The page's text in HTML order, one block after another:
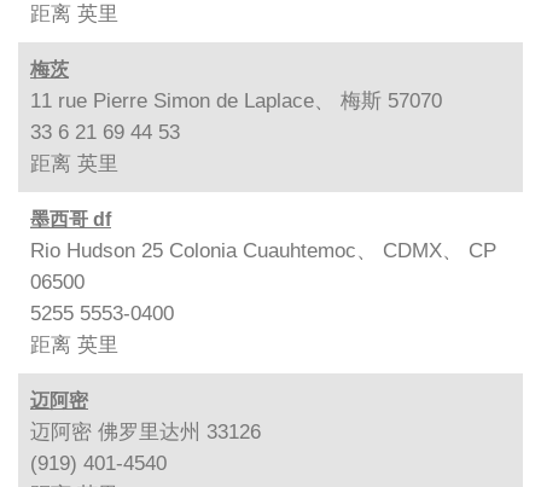
距离 英里
梅茨
11 rue Pierre Simon de Laplace、 梅斯 57070
33 6 21 69 44 53
距离 英里
墨西哥 df
Rio Hudson 25 Colonia Cuauhtemoc、 CDMX、 CP
06500
5255 5553-0400
距离 英里
迈阿密
迈阿密 佛罗里达州 33126
(919) 401-4540